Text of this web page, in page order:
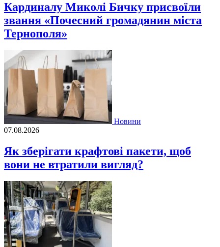
Кардиналу Миколі Бичку присвоїли
звання «Почесний громадянин міста
Тернополя»
Новини
07.08.2026
Як зберігати крафтові пакети, щоб
вони не втратили вигляд?